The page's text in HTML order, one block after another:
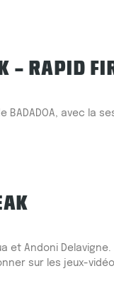
– RAPID
BADADOA, avec la
et Andoni Delavigne.
sur les jeux-